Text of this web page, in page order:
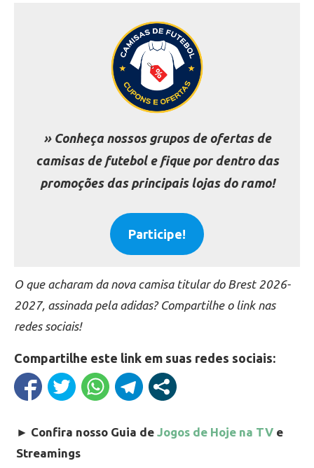
» Conheça nossos grupos de ofertas de
camisas de futebol e fique por dentro das
promoções das principais lojas do ramo!
Participe!
O que acharam da nova camisa titular do Brest 2026-
2027, assinada pela adidas? Compartilhe o link nas
redes sociais!
Compartilhe este link em suas redes sociais:
► Confira nosso Guia de Jogos de Hoje na TV e
Streamings